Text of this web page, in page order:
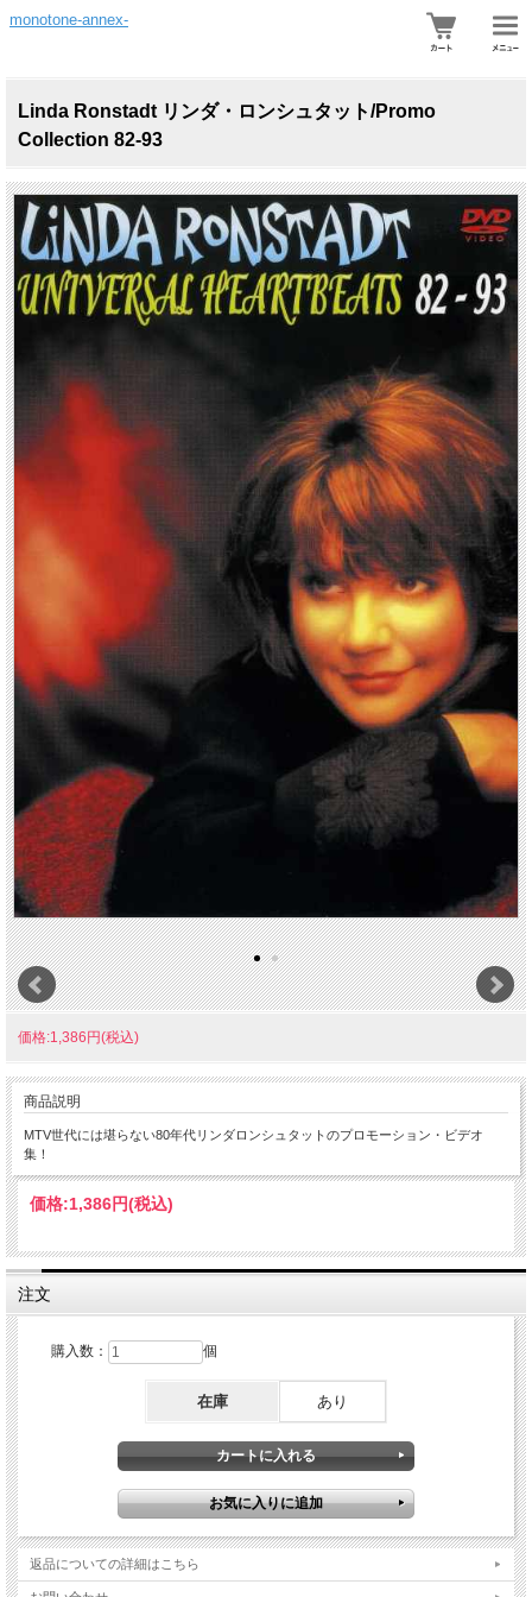
monotone-annex-
Linda Ronstadt リンダ・ロンシュタット/Promo
Collection 82-93
価格:1,386円(税込)
商品説明
MTV世代には堪らない80年代リンダロンシュタットのプロモーション・ビデオ
集！
価格:1,386円(税込)
注文
購入数： 個
在庫 あり
返品についての詳細はこちら